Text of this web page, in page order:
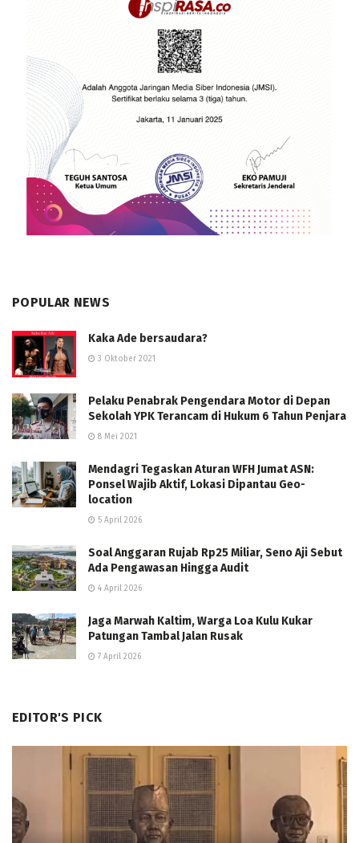
POPULAR NEWS
Kaka Ade bersaudara?
3 Oktober 2021
Pelaku Penabrak Pengendara Motor di Depan
Sekolah YPK Terancam di Hukum 6 Tahun Penjara
8 Mei 2021
Mendagri Tegaskan Aturan WFH Jumat ASN:
Ponsel Wajib Aktif, Lokasi Dipantau Geo-
location
5 April 2026
Soal Anggaran Rujab Rp25 Miliar, Seno Aji Sebut
Ada Pengawasan Hingga Audit
4 April 2026
Jaga Marwah Kaltim, Warga Loa Kulu Kukar
Patungan Tambal Jalan Rusak
7 April 2026
EDITOR'S PICK